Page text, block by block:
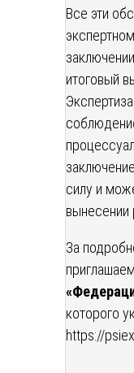
Все эти
итоговый
силу и
вынесении
За
которого
https://